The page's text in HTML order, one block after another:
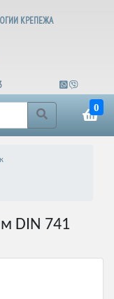
КРЕПЕЖА
0
DIN 741